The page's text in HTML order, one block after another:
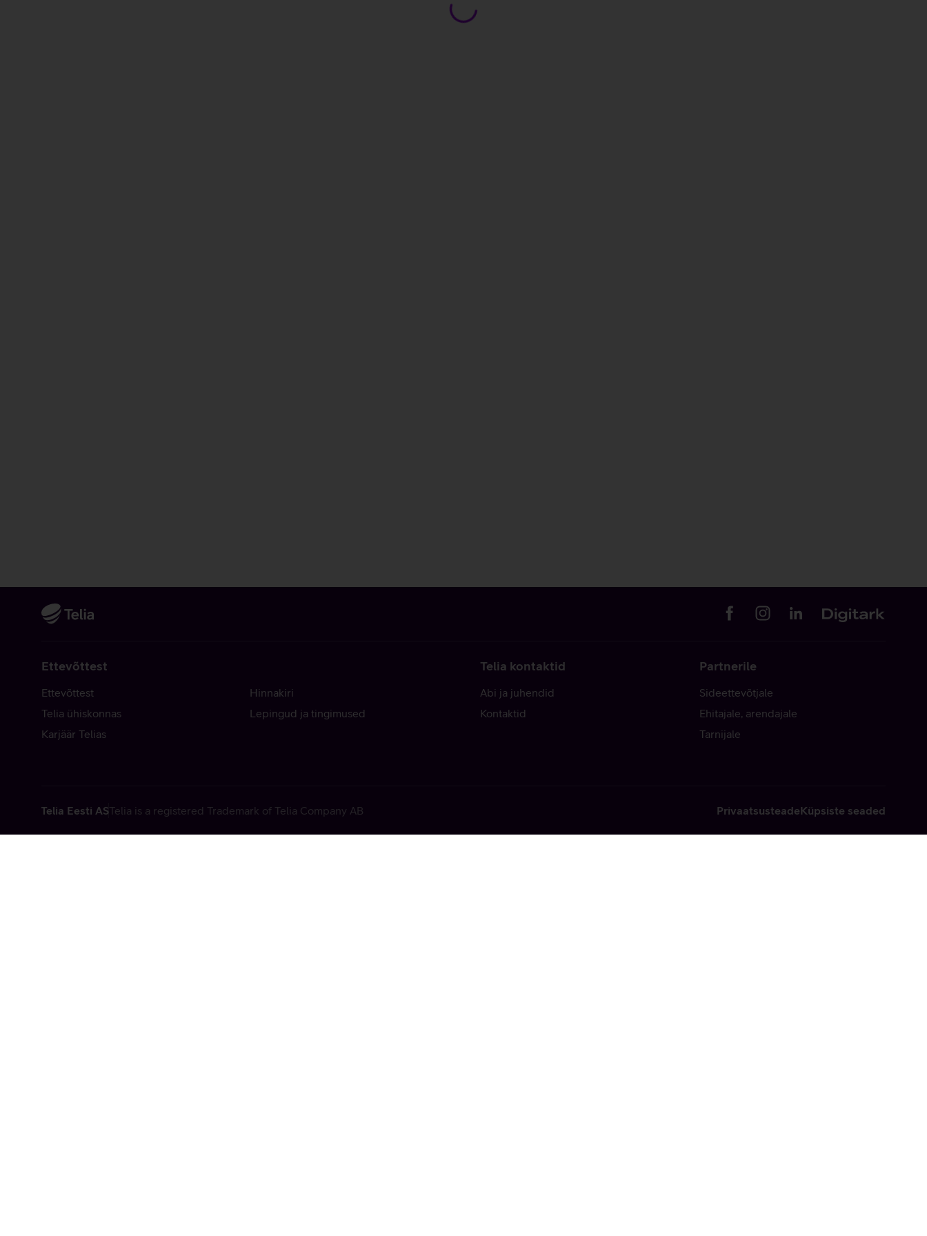
Ettevõttest
Ettevõttest
Telia ühiskonnas
Karjäär Telias
Hinnakiri
Lepingud ja tingimused
Telia kontaktid
Abi ja juhendid
Kontaktid
Partnerile
Sideettevõtjale
Ehitajale, arendajale
Tarnijale
Telia Eesti ASTelia is a registered Trademark of Telia Company AB PrivaatsusteadeKüpsiste seaded